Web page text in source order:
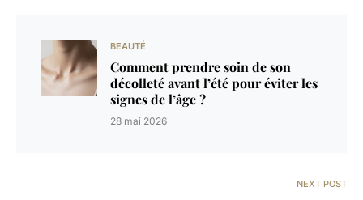
BEAUTÉ
Comment prendre soin de son
décolleté avant l’été pour éviter les
signes de l’âge ?
28 mai 2026
NEXT POST